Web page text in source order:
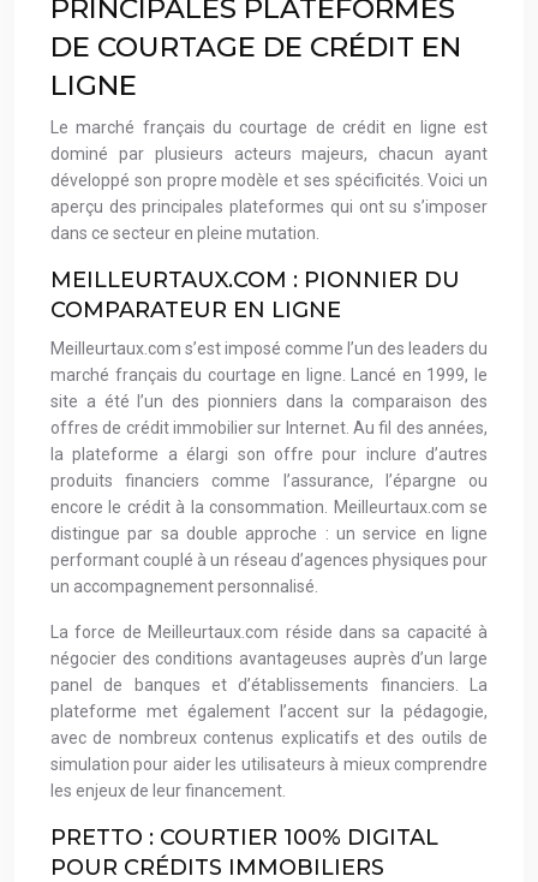
PRINCIPALES PLATEFORMES
DE COURTAGE DE CRÉDIT EN
LIGNE
Le marché français du courtage de crédit en ligne est
dominé par plusieurs acteurs majeurs, chacun ayant
développé son propre modèle et ses spécificités. Voici un
aperçu des principales plateformes qui ont su s’imposer
dans ce secteur en pleine mutation.
MEILLEURTAUX.COM : PIONNIER DU
COMPARATEUR EN LIGNE
Meilleurtaux.com s’est imposé comme l’un des leaders du
marché français du courtage en ligne. Lancé en 1999, le
site a été l’un des pionniers dans la comparaison des
offres de crédit immobilier sur Internet. Au fil des années,
la plateforme a élargi son offre pour inclure d’autres
produits financiers comme l’assurance, l’épargne ou
encore le crédit à la consommation. Meilleurtaux.com se
distingue par sa double approche : un service en ligne
performant couplé à un réseau d’agences physiques pour
un accompagnement personnalisé.
La force de Meilleurtaux.com réside dans sa capacité à
négocier des conditions avantageuses auprès d’un large
panel de banques et d’établissements financiers. La
plateforme met également l’accent sur la pédagogie,
avec de nombreux contenus explicatifs et des outils de
simulation pour aider les utilisateurs à mieux comprendre
les enjeux de leur financement.
PRETTO : COURTIER 100% DIGITAL
POUR CRÉDITS IMMOBILIERS